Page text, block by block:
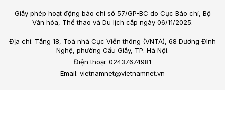
Giấy phép hoạt động báo chí số 57/GP-BC do Cục Báo chí, Bộ
Văn hóa, Thể thao và Du lịch cấp ngày 06/11/2025.
Địa chỉ: Tầng 18, Toà nhà Cục Viễn thông (VNTA), 68 Dương Đình
Nghệ, phường Cầu Giấy, TP. Hà Nội.
Điện thoại: 02437674981
Email: vietnamnet@vietnamnet.vn